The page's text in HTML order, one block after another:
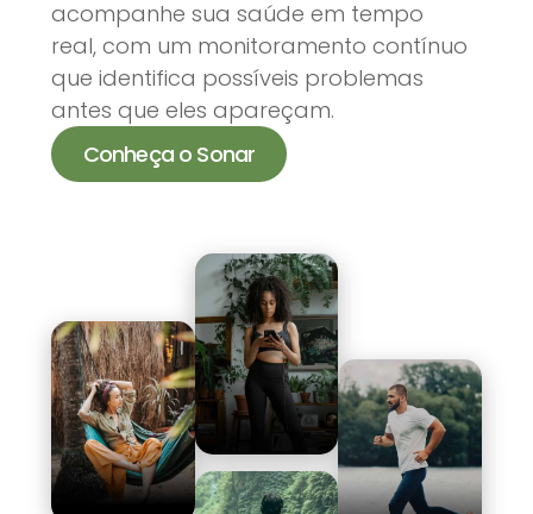
acompanhe sua saúde em tempo
real, com um monitoramento contínuo
que identifica possíveis problemas
antes que eles apareçam.
Conheça o Sonar